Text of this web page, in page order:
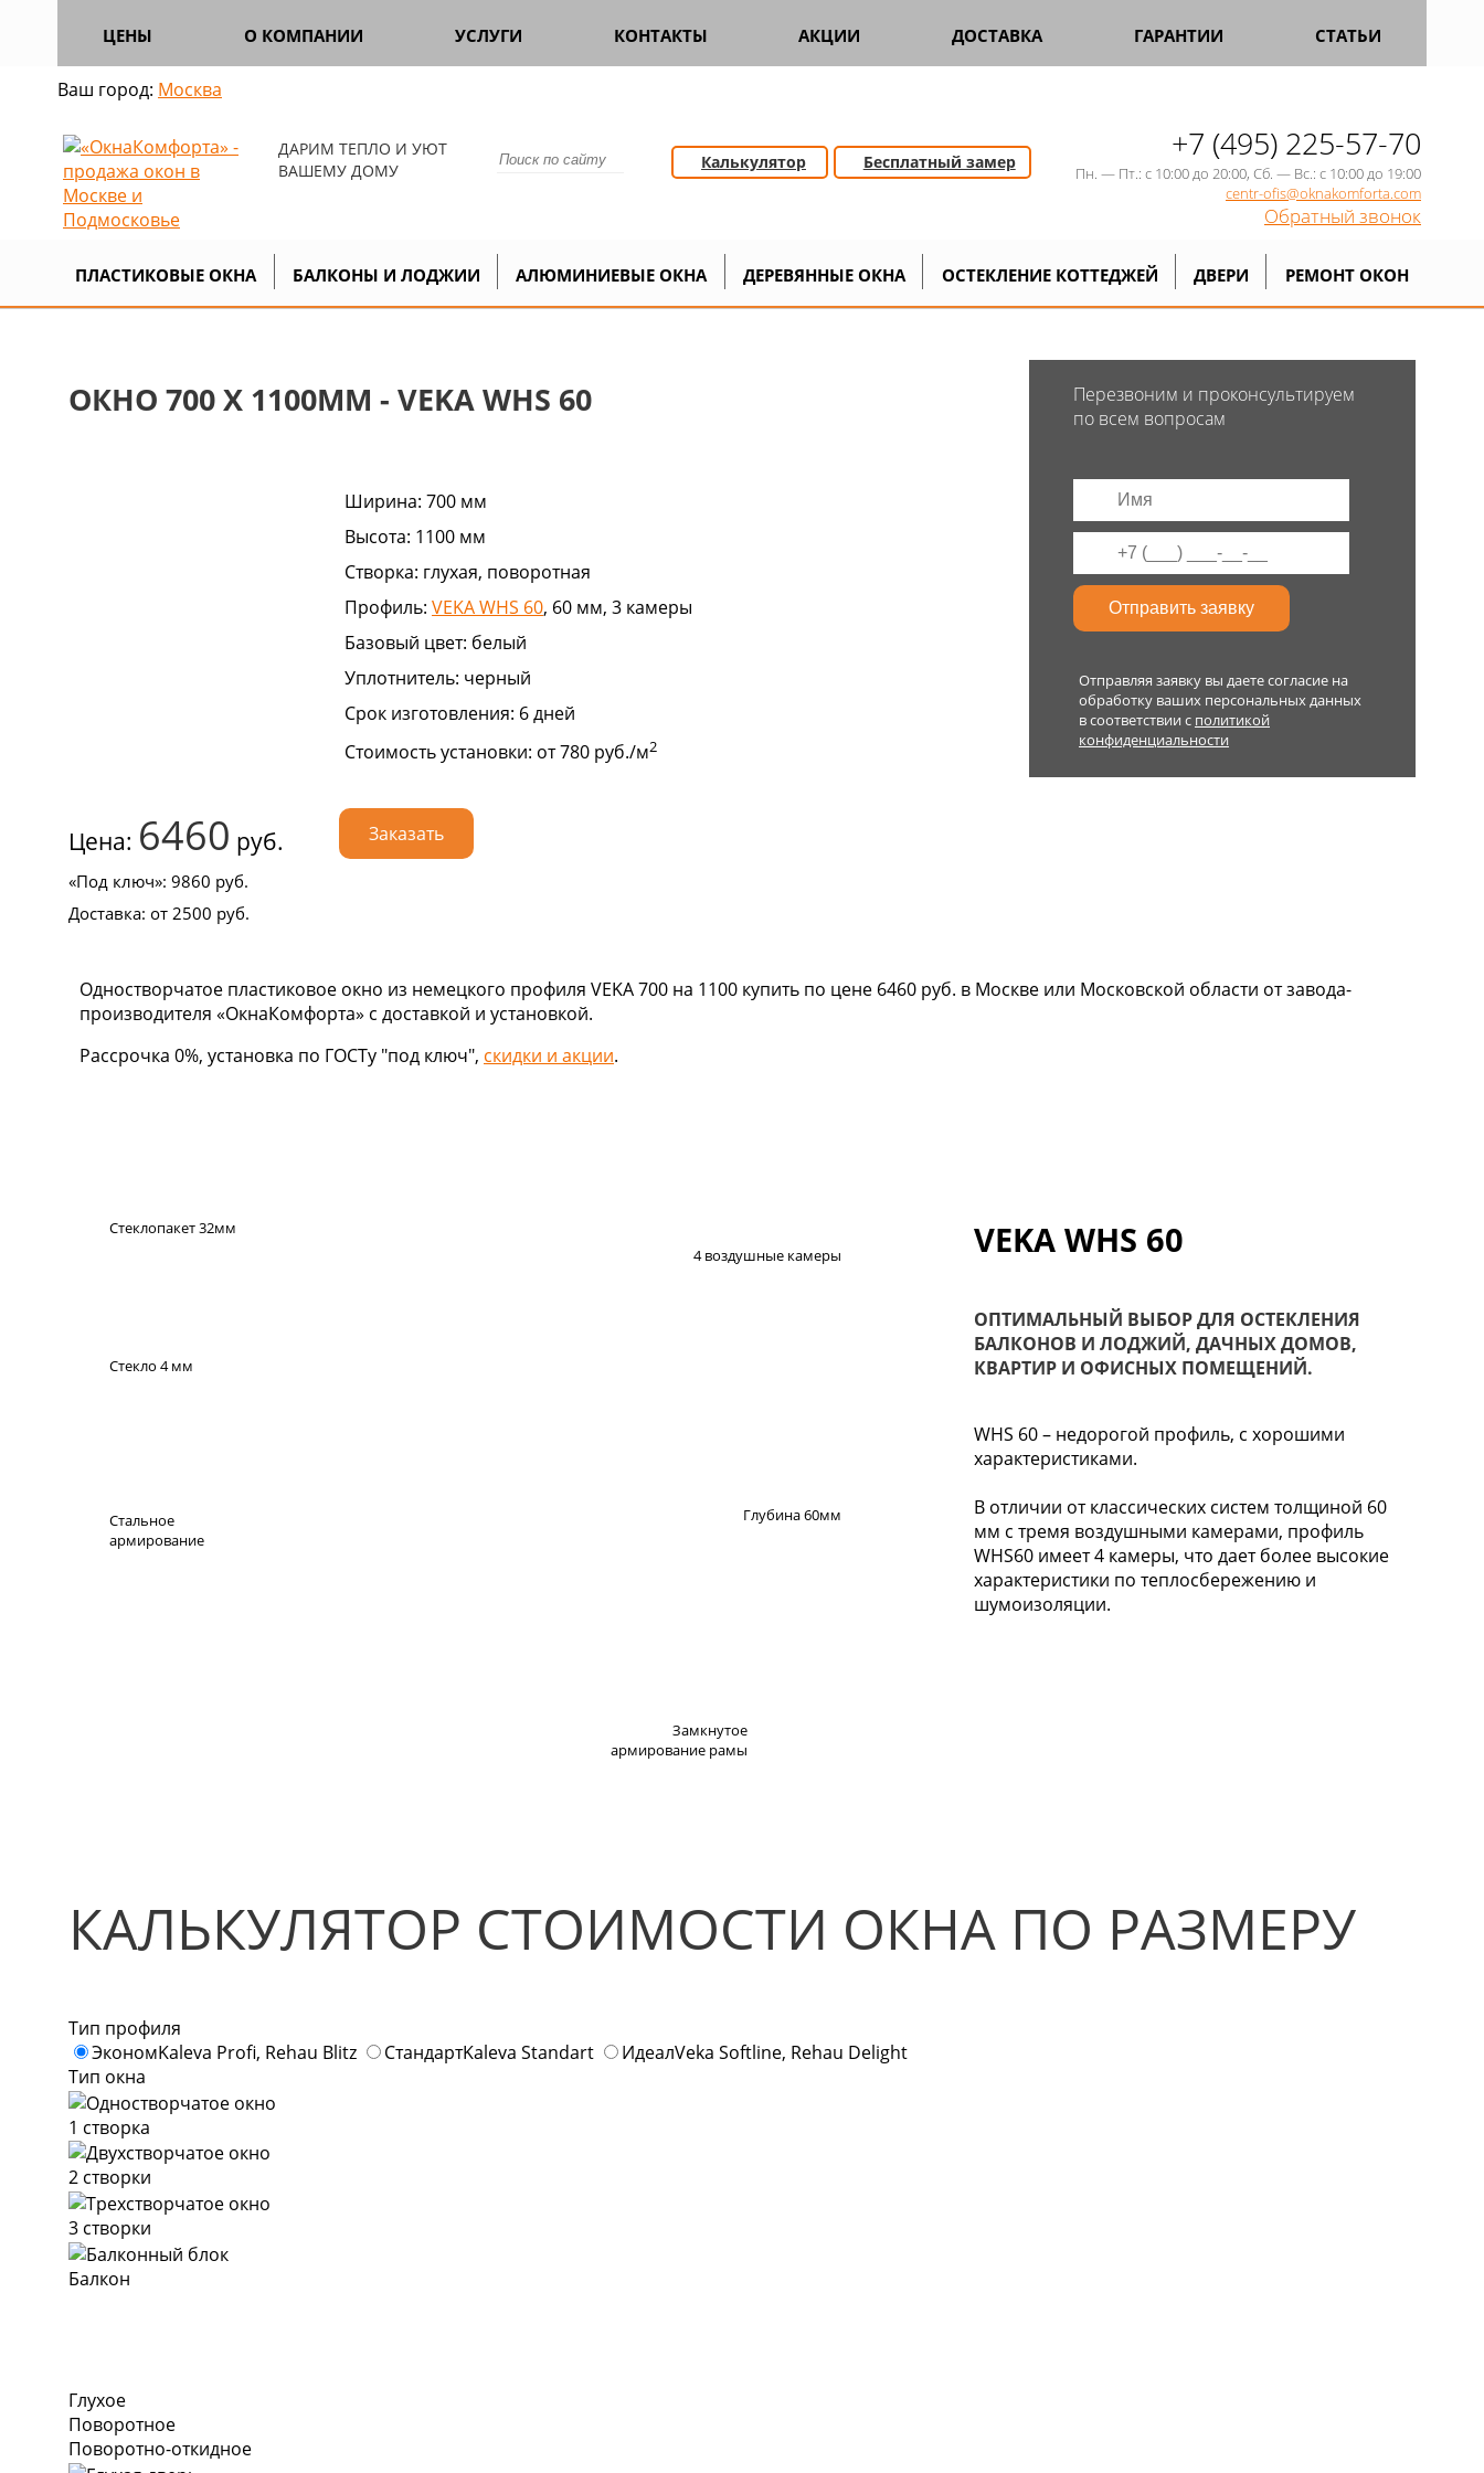
ЦЕНЫ О КОМПАНИИ УСЛУГИ КОНТАКТЫ АКЦИИ ДОСТАВКА ГАРАНТИИ СТАТЬИ
Ваш город: Москва
ДАРИМ ТЕПЛО И УЮТ
ВАШЕМУ ДОМУ
+7 (495) 225-57-70
Пн. — Пт.: с 10:00 до 20:00, Сб. — Вс.: с 10:00 до 19:00
centr-ofis@oknakomforta.com
Обратный звонок
Калькулятор Бесплатный замер
ПЛАСТИКОВЫЕ ОКНА БАЛКОНЫ И ЛОДЖИИ АЛЮМИНИЕВЫЕ ОКНА ДЕРЕВЯННЫЕ ОКНА ОСТЕКЛЕНИЕ КОТТЕДЖЕЙ ДВЕРИ РЕМОНТ ОКОН
Продукция Пластиковые окна Одностворчатые Одностворчатое пластиковое окно 700x1100
Перезвоним и проконсультируем
по всем вопросам
Отправляя заявку вы даете согласие на
обработку ваших персональных данных
в соответствии с политикой
конфиденциальности
ОКНО 700 Х 1100ММ - VEKA WHS 60
Ширина: 700 мм
Высота: 1100 мм
Створка: глухая, поворотная
Профиль: VEKA WHS 60, 60 мм, 3 камеры
Базовый цвет: белый
Уплотнитель: черный
Срок изготовления: 6 дней
Стоимость установки: от 780 руб./м2
Цена: 6460 руб.
«Под ключ»: 9860 руб.
Доставка: от 2500 руб.
Заказать
Одностворчатое пластиковое окно из немецкого профиля VEKA 700 на 1100 купить по цене 6460 руб. в Москве или Московской области от завода-
производителя «ОкнаКомфорта» с доставкой и установкой.
Рассрочка 0%, установка по ГОСТу "под ключ", скидки и акции.
Стеклопакет 32мм
Стекло 4 мм
Стальное
армирование
4 воздушные камеры
Глубина 60мм
Замкнутое
армирование рамы
VEKA WHS 60
ОПТИМАЛЬНЫЙ ВЫБОР ДЛЯ ОСТЕКЛЕНИЯ
БАЛКОНОВ И ЛОДЖИЙ, ДАЧНЫХ ДОМОВ,
КВАРТИР И ОФИСНЫХ ПОМЕЩЕНИЙ.
WHS 60 – недорогой профиль, с хорошими
характеристиками.
В отличии от классических систем толщиной 60
мм с тремя воздушными камерами, профиль
WHS60 имеет 4 камеры, что дает более высокие
характеристики по теплосбережению и
шумоизоляции.
КАЛЬКУЛЯТОР СТОИМОСТИ ОКНА ПО РАЗМЕРУ
Тип профиля
ЭкономKaleva Profi, Rehau Blitz СтандартKaleva Standart ИдеалVeka Softline, Rehau Delight
Тип окна
1 створка
2 створки
3 створки
Балкон
Глухое
Поворотное
Поворотно-откидное